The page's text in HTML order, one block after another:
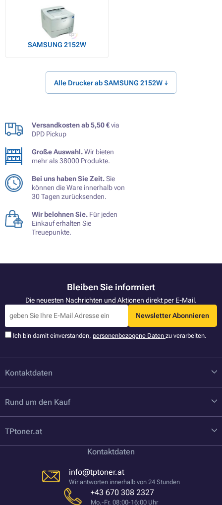
SAMSUNG 2152W
Alle Drucker ab SAMSUNG 2152W ↓
Versandkosten ab 5,50 €via
DPD Pickup
Große Auswahl.Wir bieten
mehr als 38000 Produkte.
Bei uns haben Sie Zeit.Sie
können die Ware innerhalb von
30 Tagen zurücksenden.
Wir belohnen Sie. Für jeden
Einkauf erhalten Sie
Treuepunkte.
Bleiben Sie informiert
Die neuesten Nachrichten und Aktionen direkt per E-Mail.
Newsletter Abonnieren
Ich bin damit einverstanden, personenbezogene Daten zu verarbeiten.
Kontaktdaten
Rund um den Kauf
TPtoner.at
Kontaktdaten
info@tptoner.at
Wir antworten innerhalb von 24 Stunden
+43 670 308 2327
Mo.-Fr. 08:00-16:00 Uhr